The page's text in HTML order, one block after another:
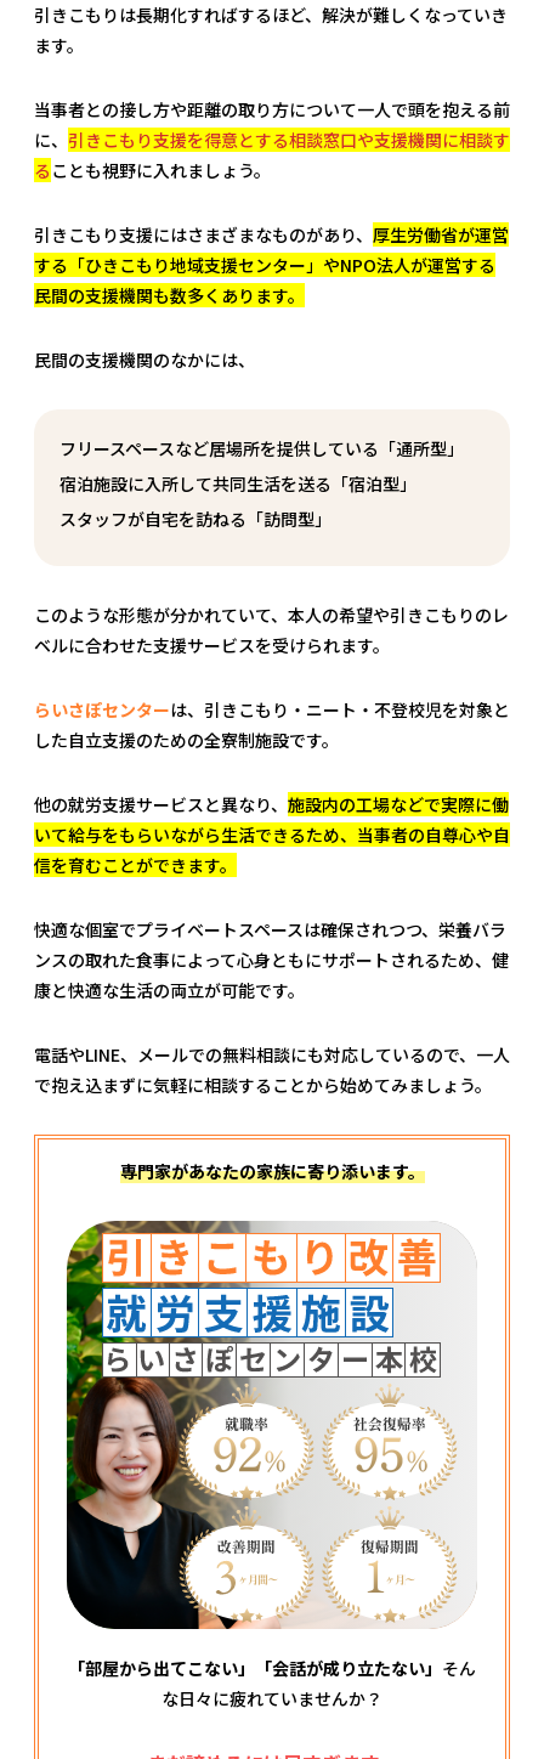
引きこもりは長期化すればするほど、解決が難しくなっていき
ます。
当事者との接し方や距離の取り方について一人で頭を抱える前
に、 引きこもり支援を得意とする相談窓口や支援機関に相談す
る ことも視野に入れましょう。
引きこもり支援にはさまざまなものがあり、 厚生労働省が運営
する「ひきこもり地域支援センター」やNPO法人が運営する
民間の支援機関も数多くあります。
民間の支援機関のなかには、
フリースペースなど居場所を提供している「通所型」
宿泊施設に入所して共同生活を送る「宿泊型」
スタッフが自宅を訪ねる「訪問型」
このような形態が分かれていて、本人の希望や引きこもりのレ
ベルに合わせた支援サービスを受けられます。
らいさぽセンターは、引きこもり・ニート・不登校児を対象と
した自立支援のための全寮制施設です。
他の就労支援サービスと異なり、 施設内の工場などで実際に働
いて給与をもらいながら生活できるため、当事者の自尊心や自
信を育むことができます。
快適な個室でプライベートスペースは確保されつつ、栄養バラ
ンスの取れた食事によって心身ともにサポートされるため、健
康と快適な生活の両立が可能です。
電話やLINE、メールでの無料相談にも対応しているので、一人
で抱え込まずに気軽に相談することから始めてみましょう。
専門家があなたの家族に寄り添います。
「部屋から出てこない」「会話が成り立たない」 そん
な日々に疲れていませんか？